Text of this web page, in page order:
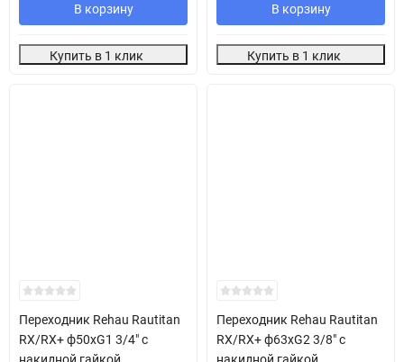
В корзину
Купить в 1 клик
В корзину
Купить в 1 клик
Переходник Rehau Rautitan
RX/RX+ ф50хG1 3/4" с
Переходник Rehau Rautitan
RX/RX+ ф63хG2 3/8" с